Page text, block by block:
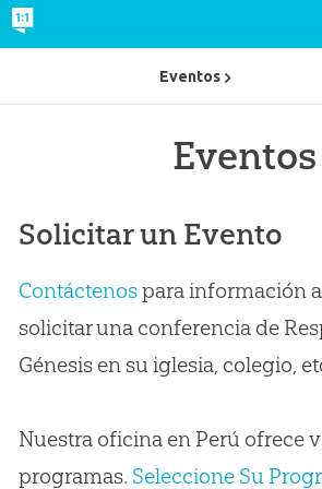
Eventos
Solicitar un Evento
Contáctenospara información
solicitar una conferencia de
Génesis en su iglesia, colegio,
Nuestra oficina en Perú ofrece
programas. Seleccione Su
Eventos